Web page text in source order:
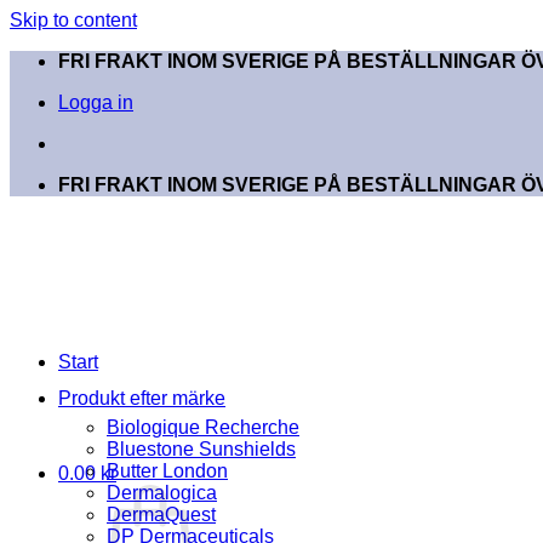
Skip to content
FRI FRAKT INOM SVERIGE PÅ BESTÄLLNINGAR
Logga in
FRI FRAKT INOM SVERIGE PÅ BESTÄLLNINGAR
0.00 kr
Start
Produkt efter märke
Biologique Recherche
Bluestone Sunshields
Butter London
Dermalogica
DermaQuest
DP Dermaceuticals